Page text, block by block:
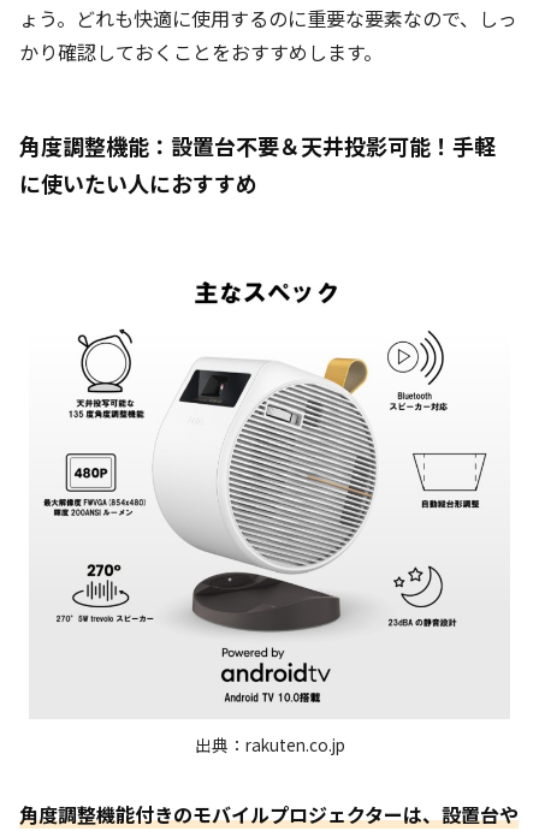
ょう。どれも快適に使用するのに重要な要素なので、しっ
かり確認しておくことをおすすめします。
角度調整機能：設置台不要＆天井投影可能！手軽
に使いたい人におすすめ
出典：rakuten.co.jp
角度調整機能付きのモバイルプロジェクターは、設置台や